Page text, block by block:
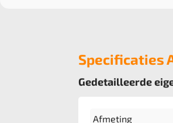
Specificaties
Gedetailleerde
Afmeting